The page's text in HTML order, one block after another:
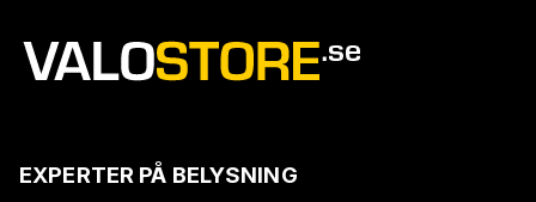
EXPERTER PÅ BELYSNING